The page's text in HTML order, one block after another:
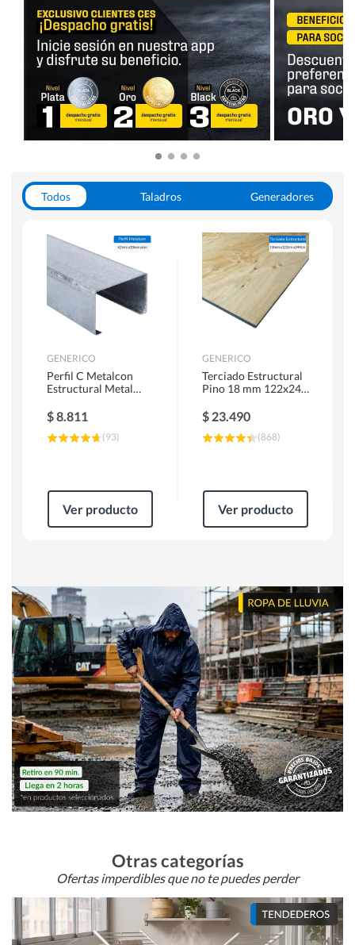
Todos Taladros
Generadores
Herramientas Manuales
Sierras Circulares
GENERICO
Perfil C Metalcon
Estructural Metal
$8.811
(93)
Ver producto
GENERICO
Terciado Estructural
Pino 18 mm 122x244
$ 23.490
(868)
Ver producto
Otras categorías
Ofertas imperdibles que no te puedes perder